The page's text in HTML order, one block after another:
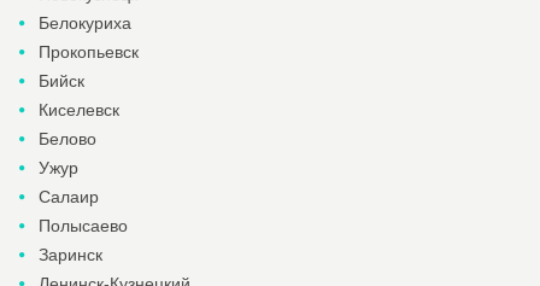
Белокуриха
Прокопьевск
Бийск
Киселевск
Белово
Ужур
Салаир
Полысаево
Заринск